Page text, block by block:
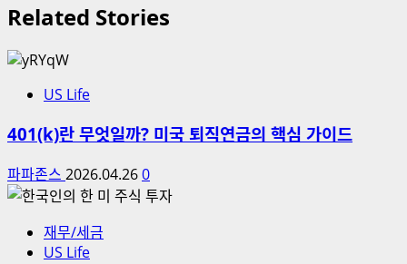
Related Stories
US Life
401(k)란 무엇일까? 미국 퇴직연금의 핵심 가이드
파파존스 2026.04.260
재무/세금
US Life